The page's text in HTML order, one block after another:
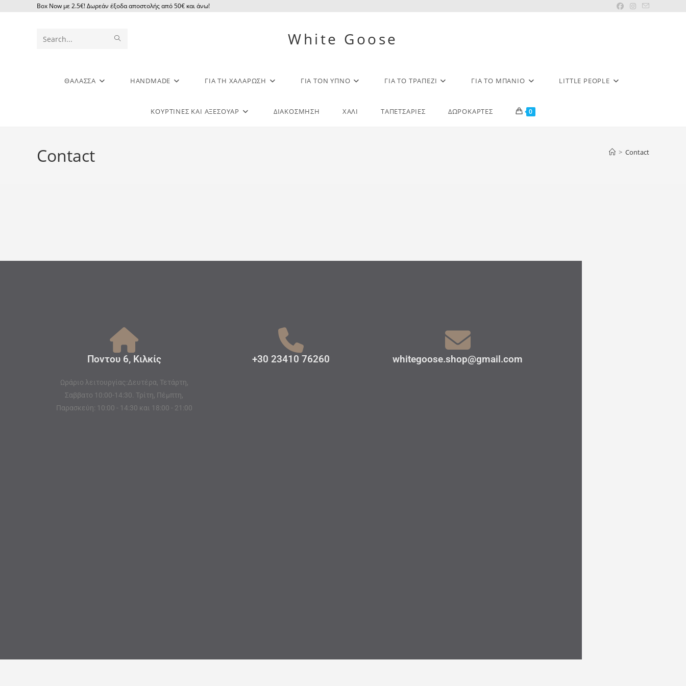
Βox Νow με 2.5€! Δωρεάν έξοδα αποστολής από 50€ και άνω!
Search
website
White Goose
ΘΑΛΑΣΣΑ HANDMADE ΓΙΑ ΤΗ ΧΑΛΆΡΩΣΗ ΓΙΑ ΤΟΝ ΎΠΝΟ ΓΙΑ ΤΟ ΤΡΑΠΈΖΙ ΓΙΑ ΤΟ ΜΠΆΝΙΟ LITTLE PEOPLE
ΚΟΥΡΤΊΝΕΣ ΚΑΙ ΑΞΕΣΟΥΆΡ ΔΙΑΚΌΣΜΗΣΗ ΧΑΛΊ ΤΑΠΕΤΣΑΡΊΕΣ ΔΩΡΟΚΑΡΤΕΣ 0
Contact > Contact
Ποντου 6, Κιλκίς
Ωράριο λειτουργίας:Δευτέρα, Τετάρτη,
Σαββατο 10:00-14:30. Τρίτη, Πέμπτη,
Παρασκεύη: 10:00 - 14:30 και 18:00 - 21:00
+30 23410 76260 whitegoose.shop@gmail.com